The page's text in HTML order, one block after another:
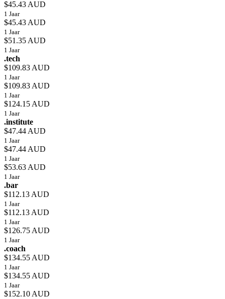
$45.43 AUD
1 Jaar
$45.43 AUD
1 Jaar
$51.35 AUD
1 Jaar
.tech
$109.83 AUD
1 Jaar
$109.83 AUD
1 Jaar
$124.15 AUD
1 Jaar
.institute
$47.44 AUD
1 Jaar
$47.44 AUD
1 Jaar
$53.63 AUD
1 Jaar
.bar
$112.13 AUD
1 Jaar
$112.13 AUD
1 Jaar
$126.75 AUD
1 Jaar
.coach
$134.55 AUD
1 Jaar
$134.55 AUD
1 Jaar
$152.10 AUD